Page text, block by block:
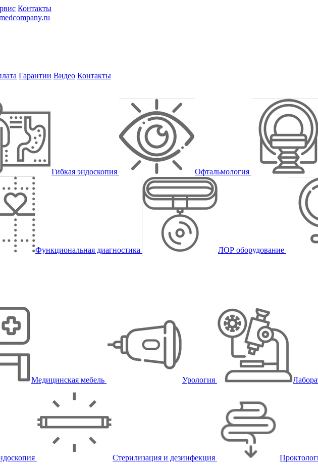
Контакты
Гарантии Видео Контакты
Гибкая эндоскопия Офтальмология
Функциональная диагностика ЛОР оборудование
Медицинская мебель Урология
Стерилизация и дезинфекция